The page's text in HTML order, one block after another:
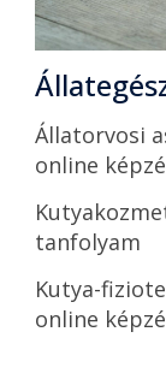
Állatorvosi
online
tanfolyam
Kutya-
online